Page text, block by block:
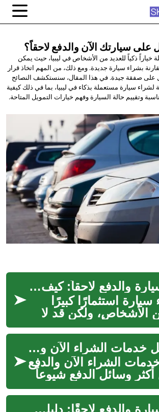
على سيارتك الآن والدفع لاحقاً؟
خياراً ذكياً للعديد من الأشخاص في ليبيا، حيث يمكن
بشراء سيارة جديدة. ومع ذلك، من المهم اتخاذ قرار
صفقة جيدة. في هذا المقال، سنستكشف النصائح
لشراء سيارة مستعملة بذكاء في ليبيا، بما في ذلك كيفية
وتقييم حالة السيارة وفهم خيارات التمويل المتاحة.
شراء السيارة والدفع لاحقاً: كيف يعمل وما هي الخيارات المتاحة
استثمارًا كبيرًا
الأشخاص، ولكن قد لا
الأموال الكافية
بالكام...
كيف تعمل خدمات الشراء الآن والدفع لاحقاً وما تأثيرها على ميزانيتك
الشراء الآن والدفع
أكثر وسائل الدفع شيوعاً
الإلكتروني حول العالم.
الخدمات لل...